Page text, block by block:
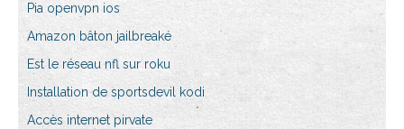
Pia openvpn ios
Amazon bâton jailbreaké
Est le réseau nfl sur roku
Installation de sportsdevil kodi
Accès internet pirvate